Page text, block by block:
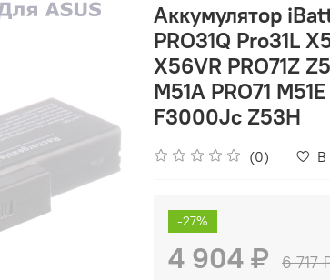
Аккумулятор
PRO31Q Pro31L
X56VR PRO71Z
M51A PRO71
F3000Jc Z53H
(0) В
-27%
4 904 ₽ 6 717